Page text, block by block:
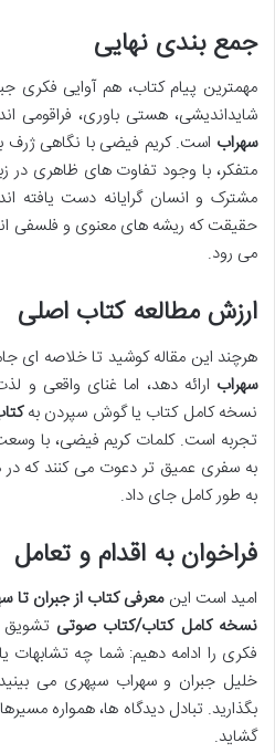
جمع بندی نهایی
مهمترین پیام کتاب، هم آوایی فکری
شایداندیشی، هستی باوری، فراقومی
سهراب است. کریم فیضی با نگاهی ژرف
متفکر، با وجود تفاوت های ظاهری در
مشترک و انسان گرایانه دست یافته
حقیقت که ریشه های معنوی و فلسفی
می رود.
ارزش مطالعه کتاب اصلی
هرچند این مقاله کوشید تا خلاصه ای
سهراب ارائه دهد، اما غنای واقعی و
نسخه کامل کتاب یا گوش سپردن به
تجربه است. کلمات کریم فیضی، با
به سفری عمیق تر دعوت می کنند که
به طور کامل جای داد.
فراخوان به اقدام و تعامل
امید است اینمعرفی کتاب از جبران تا
نسخه کامل کتاب/کتاب صوتی تشویق
فکری را ادامه دهیم: شما چه
خلیل جبران و سهراب سپهری می
بگذارید. تبادل دیدگاه ها، همواره
گشاید.